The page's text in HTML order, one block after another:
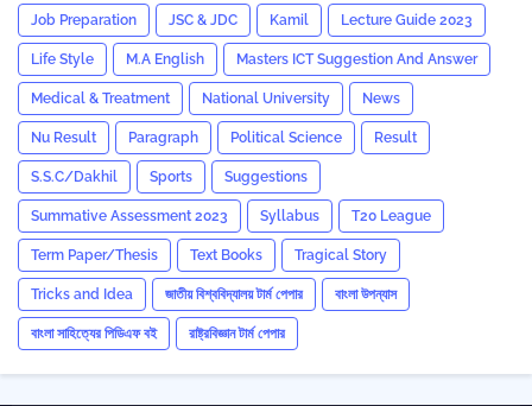
Job Preparation JSC & JDC Kamil Lecture Guide 2023
Life Style M.A English Masters ICT Suggestion And Answer
Medical & Treatment National University News
Nu Result Paragraph Political Science Result
S.S.C/Dakhil Sports Suggestions
Summative Assessment 2023 ‍Syllabus T20 League
Term Paper/Thesis Text Books Tragical Story
Tricks and ‍Idea জাতীয় বিশ্ববিদ্যালয় টার্ম পেপার বাংলা উপন্যাস
বাংলা সাহিত্যের পিডিএফ বই রাষ্ট্রবিজ্ঞান টার্ম পেপার